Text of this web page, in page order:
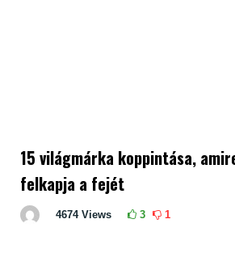
15 világmárka koppintása,
felkapja a fejét
4674 Views 3 1